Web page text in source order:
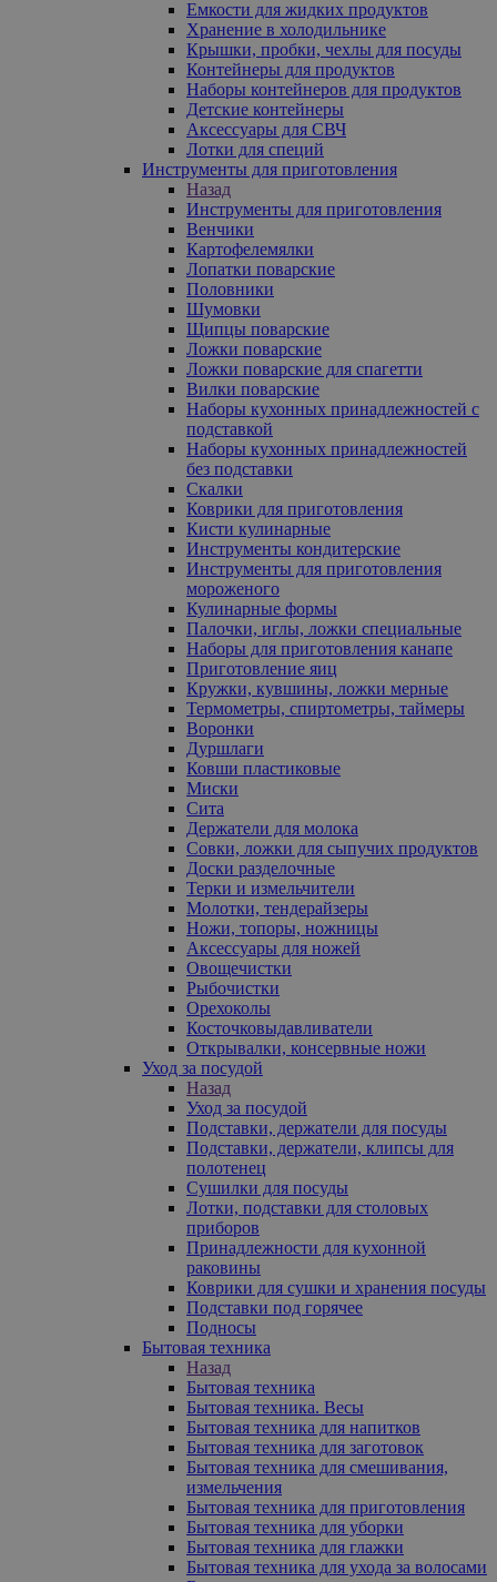
Емкости для жидких продуктов
Хранение в холодильнике
Крышки, пробки, чехлы для посуды
Контейнеры для продуктов
Наборы контейнеров для продуктов
Детские контейнеры
Аксессуары для СВЧ
Лотки для специй
Инструменты для приготовления
Назад
Инструменты для приготовления
Венчики
Картофелемялки
Лопатки поварские
Половники
Шумовки
Щипцы поварские
Ложки поварские
Ложки поварские для спагетти
Вилки поварские
Наборы кухонных принадлежностей с
подставкой
Наборы кухонных принадлежностей
без подставки
Скалки
Коврики для приготовления
Кисти кулинарные
Инструменты кондитерские
Инструменты для приготовления
мороженого
Кулинарные формы
Палочки, иглы, ложки специальные
Наборы для приготовления канапе
Приготовление яиц
Кружки, кувшины, ложки мерные
Термометры, спиртометры, таймеры
Воронки
Дуршлаги
Ковши пластиковые
Миски
Сита
Держатели для молока
Совки, ложки для сыпучих продуктов
Доски разделочные
Терки и измельчители
Молотки, тендерайзеры
Ножи, топоры, ножницы
Аксессуары для ножей
Овощечистки
Рыбочистки
Орехоколы
Косточковыдавливатели
Открывалки, консервные ножи
Уход за посудой
Назад
Уход за посудой
Подставки, держатели для посуды
Подставки, держатели, клипсы для
полотенец
Сушилки для посуды
Лотки, подставки для столовых
приборов
Принадлежности для кухонной
раковины
Коврики для сушки и хранения посуды
Подставки под горячее
Подносы
Бытовая техника
Назад
Бытовая техника
Бытовая техника. Весы
Бытовая техника для напитков
Бытовая техника для заготовок
Бытовая техника для смешивания,
измельчения
Бытовая техника для приготовления
Бытовая техника для уборки
Бытовая техника для глажки
Бытовая техника для ухода за волосами